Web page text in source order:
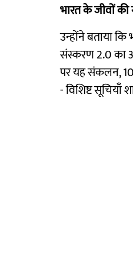
भारत के जीवों
उन्होंने बताया
संस्करण 2.0 का
पर यह संकलन,
- विशिष्ट सूचियाँ